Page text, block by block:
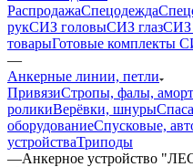
РаспродажаСпецодежда
рукСИЗ головыСИЗ глазСИЗ
товарыГотовые комплекты
—
Анкерные линии, петли
ПривязиСтропы, фалы,
роликиВерёвки, шнуры
оборудованиеСпусковые,
устройстваТриподы
—Анкерное устройство